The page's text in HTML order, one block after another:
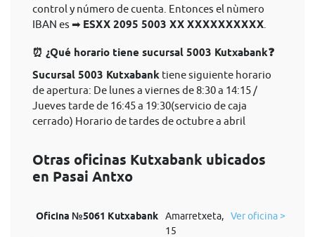
control y número de cuenta. Entonces el nùmero
IBAN es ➡ ESXX 2095 5003 XX XXXXXXXXXX
⏰ ¿Qué horario tiene sucursal 5003 Kutxabank❓
Sucursal 5003 Kutxabank tiene siguiente horario
de apertura: De lunes a viernes de 8:30 a 14:15 /
Jueves tarde de 16:45 a 19:30(servicio de caja
cerrado) Horario de tardes de octubre a abril
Otras oficinas Kutxabank ubicados
en Pasai Antxo
Oficina №5061 Kutxabank
Amarretxeta,
15
Ver oficina >